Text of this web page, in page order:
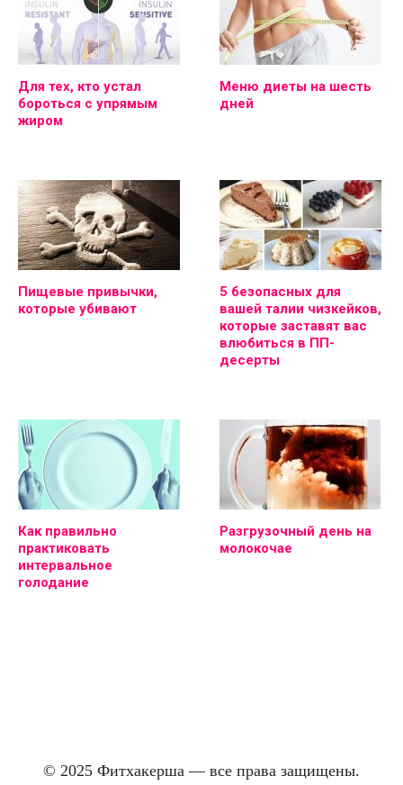
Для тех, кто устал
бороться с упрямым
жиром
Меню диеты на шесть
дней
Пищевые привычки,
которые убивают
5 безопасных для
вашей талии чизкейков,
которые заставят вас
влюбиться в ПП-
десерты
Как правильно
практиковать
интервальное
голодание
Разгрузочный день на
молокочае
© 2025 Фитхакерша — все права защищены.